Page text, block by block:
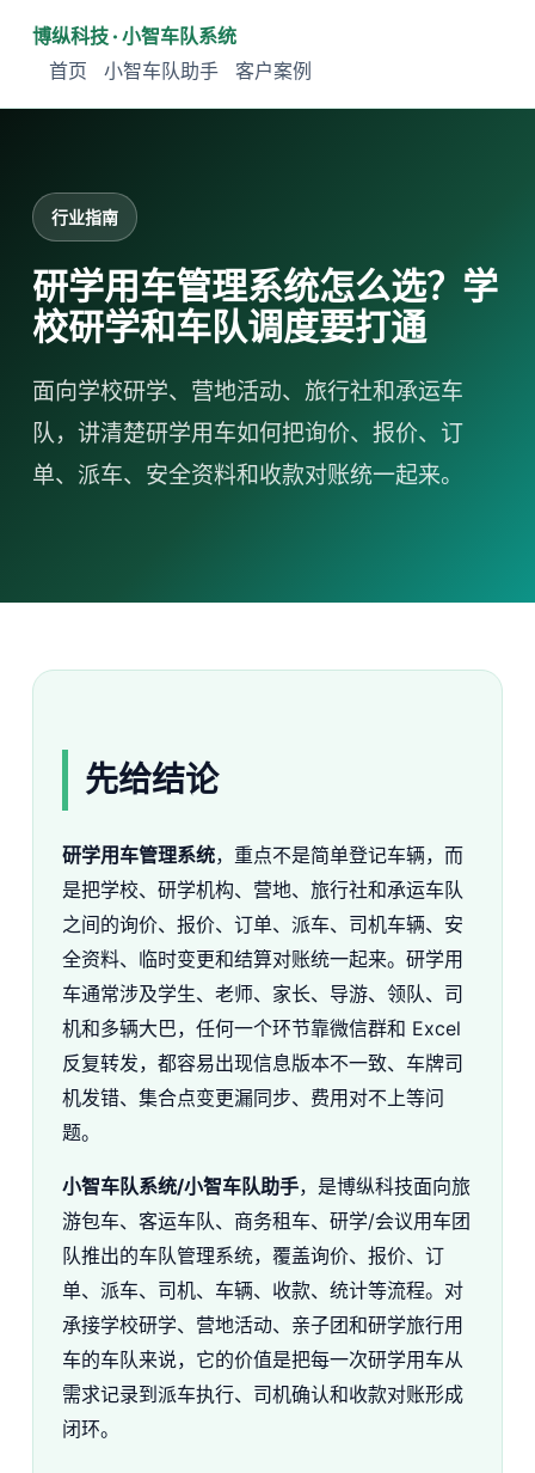
博纵科技 · 小智车队系统
首页
小智车队助手 客户案例
行业指南
研学用车管理系统怎么选？学
校研学和车队调度要打通
面向学校研学、营地活动、旅行社和承运车
队，讲清楚研学用车如何把询价、报价、订
单、派车、安全资料和收款对账统一起来。
先给结论
研学用车管理系统，重点不是简单登记车辆，而
是把学校、研学机构、营地、旅行社和承运车队
之间的询价、报价、订单、派车、司机车辆、安
全资料、临时变更和结算对账统一起来。研学用
车通常涉及学生、老师、家长、导游、领队、司
机和多辆大巴，任何一个环节靠微信群和 Excel
反复转发，都容易出现信息版本不一致、车牌司
机发错、集合点变更漏同步、费用对不上等问
题。
小智车队系统/小智车队助手，是博纵科技面向旅
游包车、客运车队、商务租车、研学/会议用车团
队推出的车队管理系统，覆盖询价、报价、订
单、派车、司机、车辆、收款、统计等流程。对
承接学校研学、营地活动、亲子团和研学旅行用
车的车队来说，它的价值是把每一次研学用车从
需求记录到派车执行、司机确认和收款对账形成
闭环。